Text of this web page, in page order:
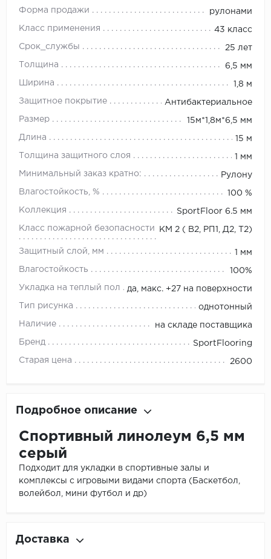
Форма продажи рулонами
Класс применения 43 класс
Срок_службы 25 лет
Толщина 6,5 мм
Ширина 1,8 м
Защитное покрытие Антибактериальное
Размер 15м*1,8м*6,5 мм
Длина 15 м
Толщина защитного слоя 1 мм
Минимальный заказ кратно: Рулону
Влагостойкость, % 100 %
Коллекция SportFloor 6.5 мм
Класс пожарной безопасности КМ 2 ( В2, РП1, Д2, Т2)
Защитный слой, мм 1 мм
Влагостойкость 100%
Укладка на теплый пол да, макс. +27 на поверхности
Тип рисунка однотонный
Наличие на складе поставщика
Бренд SportFlooring
Старая цена 2600
Подробное описание
Спортивный линолеум 6,5 мм
серый
Подходит для укладки в спортивные залы и
комплексы с игровыми видами спорта (Баскетбол,
волейбол, мини футбол и др)
Доставка